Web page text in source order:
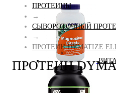
ПРОТЕИНЫ
→
СЫВОРОТОЧНЫЙ
→
ПРОТЕИН DYMATIZE
ПРОТЕИН